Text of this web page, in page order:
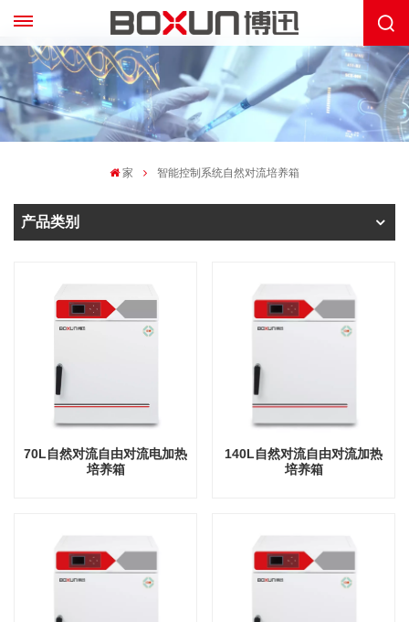
家 智能控制系统自然对流培养箱
产品类别
70L自然对流自由对流电加热
培养箱
140L自然对流自由对流加热
培养箱